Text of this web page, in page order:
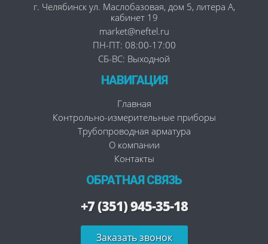
г. Челябинск ул. Маслобазовая, дом 5, литера А,
кабинет 19
market@neftel.ru
ПН-ПТ: 08:00-17:00
СБ-ВС: Выходной
НАВИГАЦИЯ
Главная
Контрольно-измерительные приборы
Трубопроводная арматура
О компании
Контакты
ОБРАТНАЯ СВЯЗЬ
+7 (351) 945-35-18
Заказать звонок